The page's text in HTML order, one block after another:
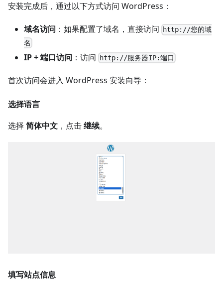
安装完成后，通过以下方式访问 WordPress：
域名访问 ：如果配置了域名，直接访问
http://您的域
名
IP + 端口访问 ：访问 http://服务器IP:端口
首次访问会进入 WordPress 安装向导：
选择语言
选择 简体中文 ，点击继续。
填写站点信息